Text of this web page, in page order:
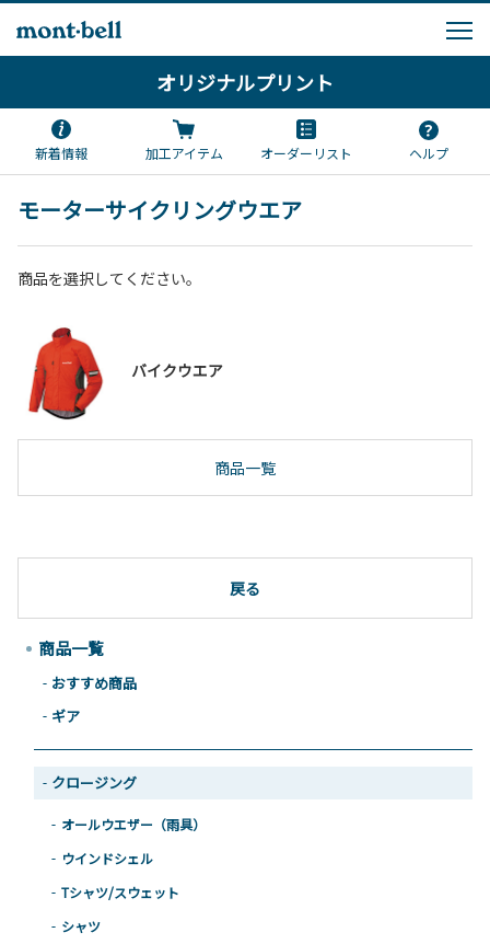
オリジナルプリント
新着情報 加工アイテム オーダーリスト ヘルプ
モーターサイクリングウエア
商品を選択してください。
バイクウエア
商品一覧
戻る
商品一覧
おすすめ商品
ギア
クロージング
オールウエザー（雨具）
ウインドシェル
Tシャツ/スウェット
シャツ